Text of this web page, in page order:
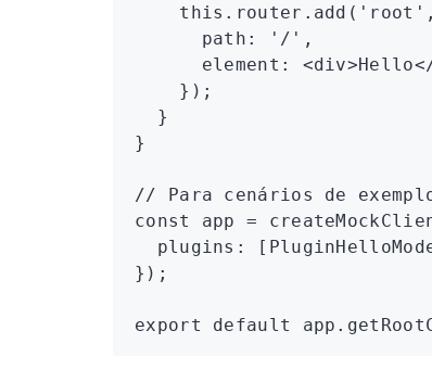
    this
. router .add ( 'root' ,
      path
: '/' ,
      element
: <div
    });
  }
}
// Para cenários de
const
app =
  plugins
:
});
export default app